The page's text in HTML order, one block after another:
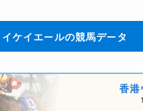
イケイエールの競馬データ
香港